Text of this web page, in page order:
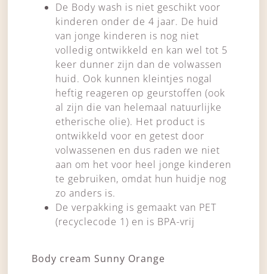
De Body wash is niet geschikt voor
kinderen onder de 4 jaar. De huid
van jonge kinderen is nog niet
volledig ontwikkeld en kan wel tot 5
keer dunner zijn dan de volwassen
huid. Ook kunnen kleintjes nogal
heftig reageren op geurstoffen (ook
al zijn die van helemaal natuurlijke
etherische olie). Het product is
ontwikkeld voor en getest door
volwassenen en dus raden we niet
aan om het voor heel jonge kinderen
te gebruiken, omdat hun huidje nog
zo anders is.
De verpakking is gemaakt van PET
(recyclecode 1) en is BPA-vrij
Body cream Sunny Orange